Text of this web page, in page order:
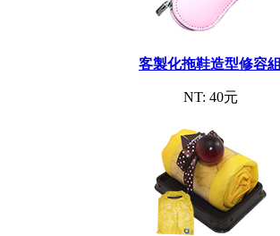
客製化拖鞋造型修容組
NT: 40元